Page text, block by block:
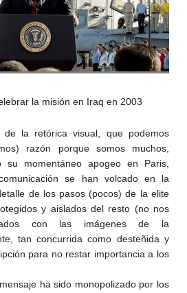
la misión en Iraq en 2003
la retórica visual, que podemos
razón porque somos muchos,
su momentáneo apogeo en Paris,
se han volcado en la
de los pasos (pocos) de la elite
y aislados del resto (no nos
con las imágenes de la
tan concurrida como desteñida y
para no restar importancia a los
ha sido monopolizado por los